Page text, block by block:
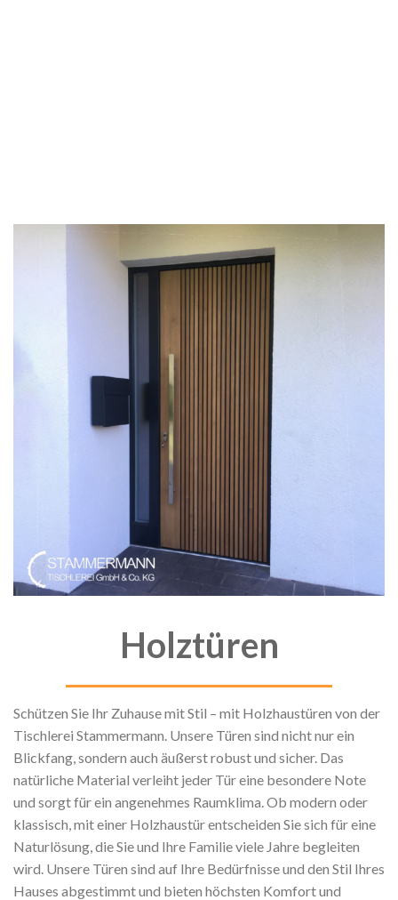
Holztüren
Schützen Sie Ihr Zuhause mit Stil – mit Holzhaustüren von der
Tischlerei Stammermann. Unsere Türen sind nicht nur ein
Blickfang, sondern auch äußerst robust und sicher. Das
natürliche Material verleiht jeder Tür eine besondere Note
und sorgt für ein angenehmes Raumklima. Ob modern oder
klassisch, mit einer Holzhaustür entscheiden Sie sich für eine
Naturlösung, die Sie und Ihre Familie viele Jahre begleiten
wird. Unsere Türen sind auf Ihre Bedürfnisse und den Stil Ihres
Hauses abgestimmt und bieten höchsten Komfort und